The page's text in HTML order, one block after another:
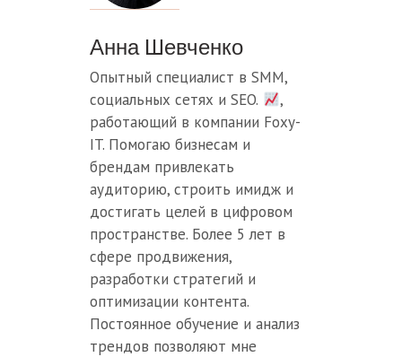
Анна Шевченко
Опытный специалист в SMM,
социальных сетях и SEO.
,
работающий в компании Foxy-
IT. Помогаю бизнесам и
брендам привлекать
аудиторию, строить имидж и
достигать целей в цифровом
пространстве. Более 5 лет в
сфере продвижения,
разработки стратегий и
оптимизации контента.
Постоянное обучение и анализ
трендов позволяют мне